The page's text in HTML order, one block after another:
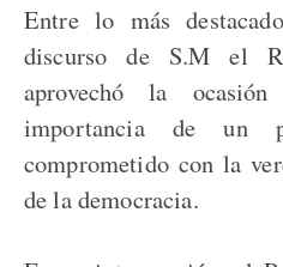
Entre lo más
discurso de S.M el
aprovechó la
importancia de un
comprometido con la
de la democracia.